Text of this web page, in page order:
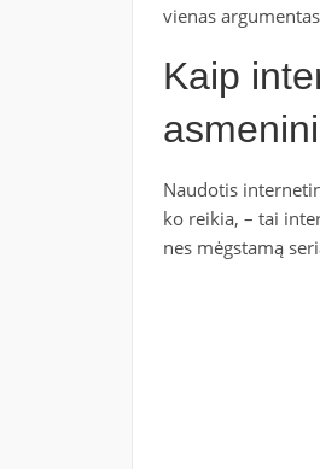
vienas
Kaip
Naudotis
ko reikia, – tai
nes mėgstamą